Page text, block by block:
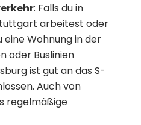
: Falls du in
arbeitest oder
Wohnung in der
oder Buslinien
ist gut an das S-
Auch von
regelmäßige